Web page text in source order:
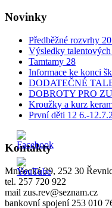
Novinky
Předběžné rozvrhy
Výsledky
Tamtamy 28
Informace ke konci
DODATEČNÉ
DOBROTY PRO
Kroužky a kurz
První děti 12 6.-
Kontakty
Mníšecká 29, 252 30
tel. 257 720 922
mail zus.rev@seznam.cz
bankovní spojení 253 010